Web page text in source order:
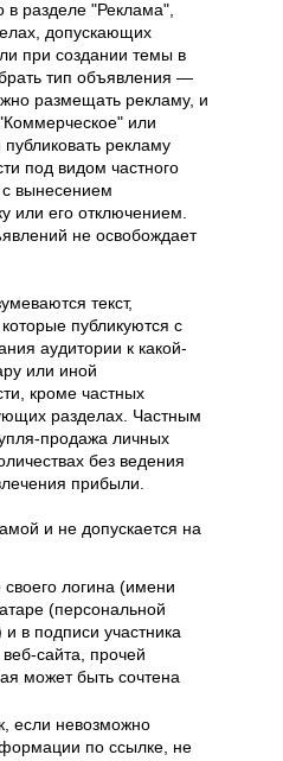
в разделе "Реклама",
допускающих
при создании темы в
тип объявления —
размещать рекламу, и
или
рекламу
под видом частного
вынесением
или его отключением.
не освобождает
текст,
публикуются с
аудитории к какой-
или иной
кроме частных
разделах. Частным
продажа личных
без ведения
прибыли.
и не допускается на
своего логина (имени
(персональной
и в подписи участника
сайта, прочей
может быть сочтена
если невозможно
по ссылке, не